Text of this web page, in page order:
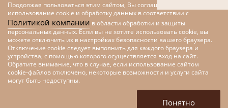
Меры поддержки малого и
среднего предпринимательства
Продолжая пользоваться этим сайтом, Вы соглашаетесь на
использование cookie и обработку данных в соответствии с
Политикой компании в области обработки и защиты
персональных данных. Если вы не хотите использовать cookie, вы
можете отключить их в настройках безопасности вашего браузера.
Отключение cookie следует выполнить для каждого браузера и
устройства, с помощью которого осуществляется вход на сайт.
Обратите внимание, что в случае, если использование сайтом
cookie-файлов отключено, некоторые возможности и услуги сайта
могут быть недоступны.
Понятно